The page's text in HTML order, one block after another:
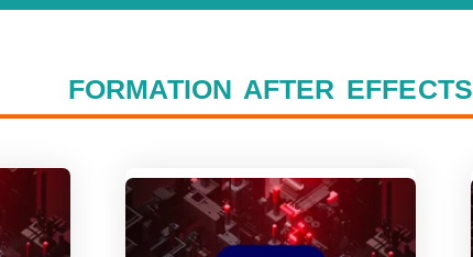
FORMATION AFTER EFFECTS